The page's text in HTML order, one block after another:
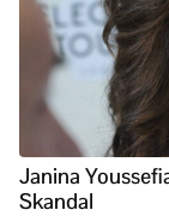
Janina
Skandal